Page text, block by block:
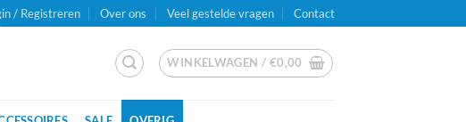
/ Registreren Over ons Veel gestelde vragen Contact
WINKELWAGEN / €0,00